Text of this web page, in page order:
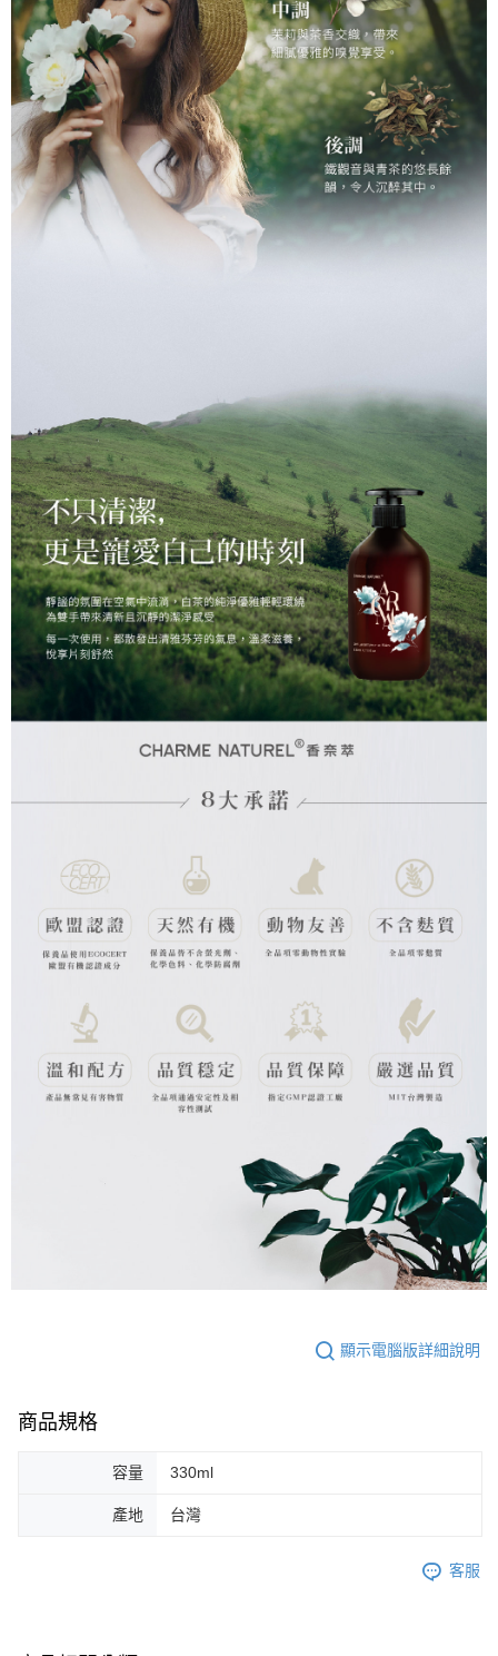
顯示電腦版詳細說明
商品規格
容量 330ml
產地 台灣
客服